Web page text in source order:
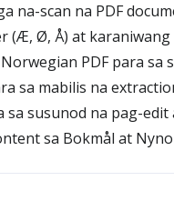
na-scan na PDF
(Æ, Ø, Å) at karaniwang
PDF para sa
sa mabilis na
susunod na pag-edit
sa Bokmål at